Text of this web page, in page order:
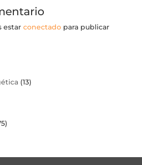
estar conectadopara publicar
(13)